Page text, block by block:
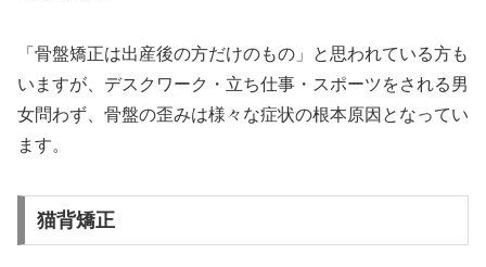
「骨盤矯正は出産後の方だけのもの」と思われている方も
いますが、デスクワーク・立ち仕事・スポーツをされる男
女問わず、骨盤の歪みは様々な症状の根本原因となってい
ます。
猫背矯正